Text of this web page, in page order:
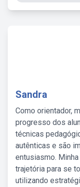
Sandra
Como orientador,
progresso dos
técnicas
autênticas e são
entusiasmo.
trajetória para se
utilizando